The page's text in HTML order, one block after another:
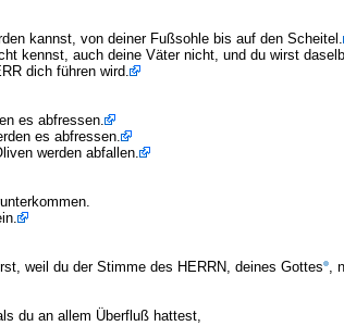
kannst, von deiner Fußsohle bis auf den Scheitel.
kennst, auch deine Väter nicht, und du wirst
dich führen wird.
es abfressen.
es abfressen.
werden abfallen.
weil du der Stimme des HERRN, deines Gottes ,
du an allem Überfluß hattest,